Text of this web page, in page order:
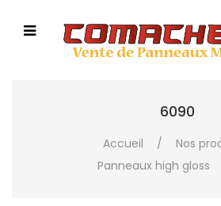
6090
Accueil / Nos
Panneaux high gloss